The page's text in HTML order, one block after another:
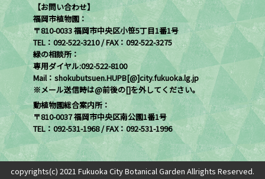
【お問い合わせ】
福岡市植物園：
〒810-0033 福岡市中央区小笹5丁目1番1号
TEL：092-522-3210 / FAX：092-522-3275
緑の相談所：
専用ダイヤル:092-522-8100
Mail：shokubutsuen.HUPB[@]city.fukuoka.lg.jp
※メール送信時は@前後の[]を外してください。
動植物園総合案内所：
〒810-0037 福岡市中央区南公園1番1号
TEL：092-531-1968 / FAX：092-531-1996
copyrights(c) 2021 Fukuoka City Botanical Garden Allrights Reserved.